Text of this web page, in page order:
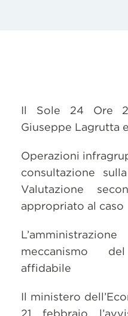
Il Sole 24 Ore
Giuseppe Lagrutta
Operazioni
consultazione
Valutazione
appropriato al caso
meccanismo
affidabile
Il ministero
21 febbraio